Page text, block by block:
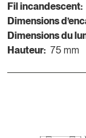
Fil incandescent:
Dimensions
Dimensions du
Hauteur: 75 mm